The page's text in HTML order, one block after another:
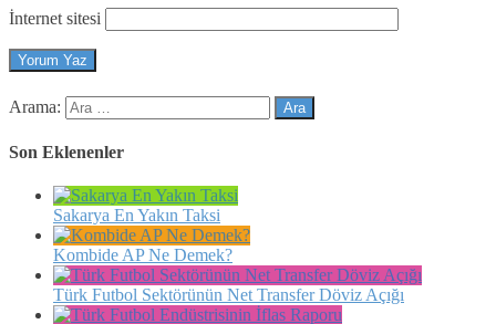
İnternet sitesi
Arama:
Son Eklenenler
Sakarya En Yakın Taksi
Kombide AP Ne Demek?
Türk Futbol Sektörünün Net Transfer Döviz Açığı